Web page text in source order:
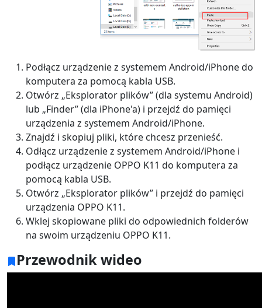
Podłącz urządzenie z systemem Android/iPhone do
komputera za pomocą kabla USB.
Otwórz „Eksplorator plików” (dla systemu Android)
lub „Finder” (dla iPhone'a) i przejdź do pamięci
urządzenia z systemem Android/iPhone.
Znajdź i skopiuj pliki, które chcesz przenieść.
Odłącz urządzenie z systemem Android/iPhone i
podłącz urządzenie OPPO K11 do komputera za
pomocą kabla USB.
Otwórz „Eksplorator plików” i przejdź do pamięci
urządzenia OPPO K11.
Wklej skopiowane pliki do odpowiednich folderów
na swoim urządzeniu OPPO K11.
Przewodnik wideo